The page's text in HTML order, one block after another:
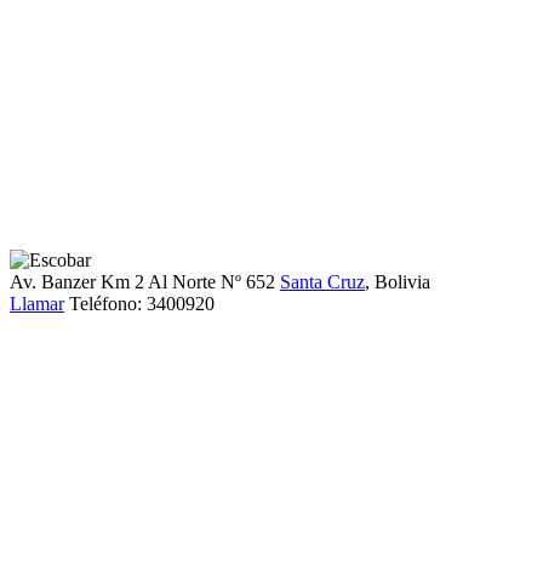
Av. Banzer Km 2 Al Norte Nº 652 Santa Cruz, Bolivia
Llamar Teléfono: 3400920